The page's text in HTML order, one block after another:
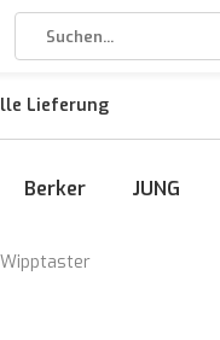
Lieferung
Berker JUNG